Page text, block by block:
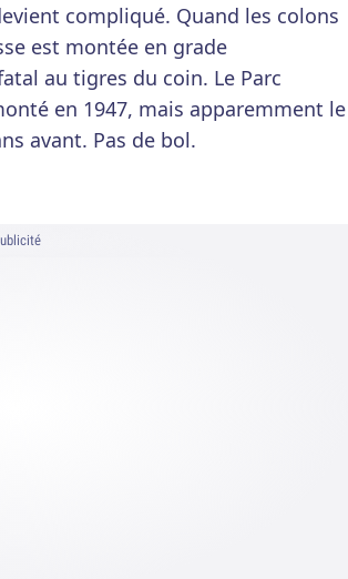
compliqué. Quand les colons
est montée en grade
au tigres du coin. Le Parc
en 1947, mais apparemment le
avant. Pas de bol.